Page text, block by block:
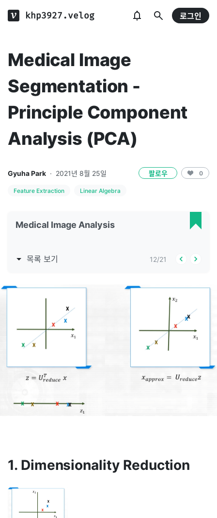
khp3927.velog 로그인
Medical Image
Segmentation -
Principle Component
Analysis (PCA)
Gyuha Park · 2021년 8월 25일 팔로우 0
Feature Extraction Linear Algebra
Medical Image Analysis
목록 보기 12/21
1. Dimensionality Reduction